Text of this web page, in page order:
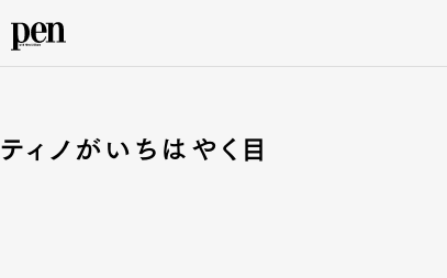
ィノがいちはやく目